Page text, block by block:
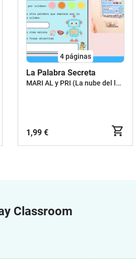
4páginas
La Palabra Secreta
MARI AL y PRI (La nube del lenguaje)
1,99 €
Classroom